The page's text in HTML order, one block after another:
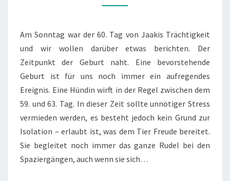
NAHT
Am Sonntag war der 60. Tag von Jaakis Trächtigkeit
und wir wollen darüber etwas berichten. Der
Zeitpunkt der Geburt naht. Eine bevorstehende
Geburt ist für uns noch immer ein aufregendes
Ereignis. Eine Hündin wirft in der Regel zwischen dem
59. und 63. Tag. In dieser Zeit sollte unnötiger Stress
vermieden werden, es besteht jedoch kein Grund zur
Isolation – erlaubt ist, was dem Tier Freude bereitet.
Sie begleitet noch immer das ganze Rudel bei den
Spaziergängen, auch wenn sie sich…